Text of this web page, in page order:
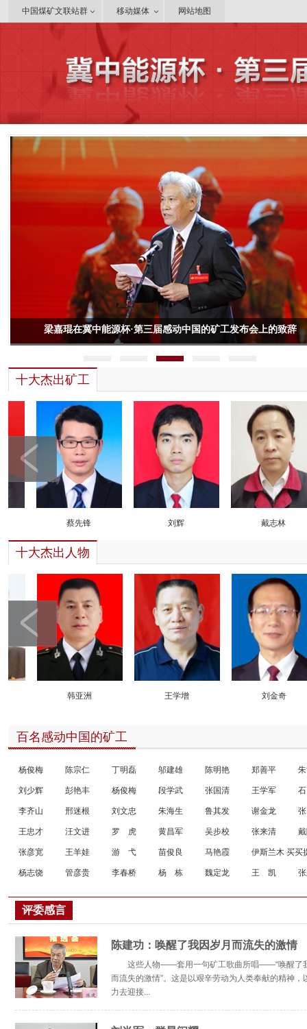
中国煤矿文联站群 移动媒体 网站地图
梁嘉琨在冀中能源杯·第三届感动中国的矿工发布会上的致辞
3
十大杰出矿工
蔡先锋 刘辉 戴志林
十大杰出人物
韩亚洲 王学增 刘金奇
百名感动中国的矿工
杨俊梅 陈宗仁 丁明磊 邬建雄 陈明艳 郑善平
刘少辉 彭艳丰 杨俊梅 段学武 张国清 王学军
李齐山 邢迷根 刘文忠 朱海生 鲁其发 谢金龙
王忠才 汪文进 罗 虎 黄昌军 吴步校 张来清
张彦宽 王羊娃 游 弋 苗俊良 马艳霞 伊斯兰木 买买
杨志饶 管彦贵 李春桥 杨 栋 魏定龙 王 凯
评委感言
陈建功：唤醒了我因岁月而流失的激情
这些人物——套用一句矿工歌曲所唱——“唤醒了
而流失的激情”。这是以艰辛劳动为人类奉献的精神，
力去迎接...